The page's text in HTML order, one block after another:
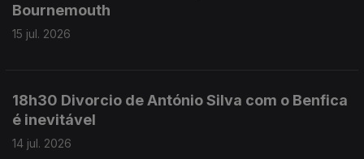
Bournemouth
15 jul. 2026
18h30 Divorcio de António Silva com o Benfica
é inevitável
14 jul. 2026